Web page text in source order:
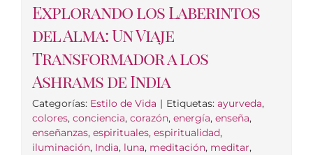
Explorando los Laberintos
del Alma: Un Viaje
Transformador a los
Ashrams de India
Categorías: Estilo de Vida | Etiquetas: ayurveda,
colores, conciencia, corazón, energía, enseña,
enseñanzas, espirituales, espiritualidad,
iluminación, India, luna, meditación, meditar,